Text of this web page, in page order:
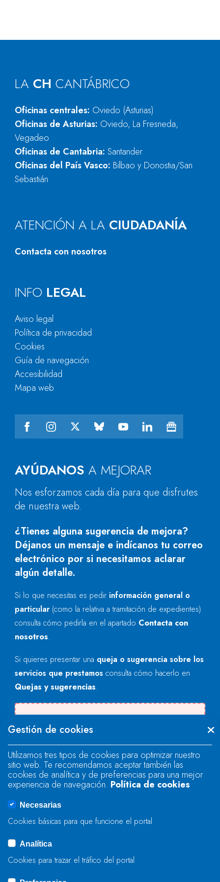
LA CH CANTÁBRICO
Oficinas centrales: Oviedo (Asturias)
Oficinas de Asturias: Oviedo, La Fresneda,
Vegadeo
Oficinas de Cantabria: Santander
Oficinas del País Vasco: Bilbao y Donostia/San
Sebastián
ATENCIÓN A LA CIUDADANÍA
Contacta con nosotros
AYÚDANOS A MEJORAR
Nos esforzamos cada día para que disfrutes
de nuestra web.
¿Tienes alguna sugerencia de mejora?
Déjanos un mensaje e indícanos tu correo
electrónico por si necesitamos aclarar
algún detalle.
Si lo que necesitas es pedir información general o
particular (como la relativa a tramitación de expedientes)
consulta cómo pedirla en el apartado Contacta con
nosotros.
Si quieres presentar una queja o sugerencia sobre los
servicios que prestamos consulta cómo hacerlo en
Quejas y sugerencias.
"text".
Se produjo un error al cargar el campo
"text".
Se produjo un error al cargar el campo
ENVIAR
INFO LEGAL
Aviso legal
Política de privacidad
Cookies
Guía de navegación
Accesibilidad
Mapa web
Gestión de cookies
Utilizamos tres tipos de cookies para optimizar nuestro
sitio web. Te recomendamos aceptar también las
cookies de analítica y de preferencias para una mejor
experiencia de navegación. Política de cookies
Necesarias
Cookies básicas para que funcione el portal
Analítica
Cookies para trazar el tráfico del portal